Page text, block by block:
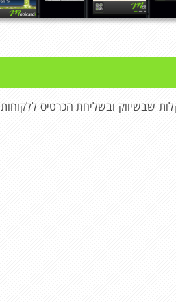
שבשיווק ובשליחת הכרטיס ללקוחות